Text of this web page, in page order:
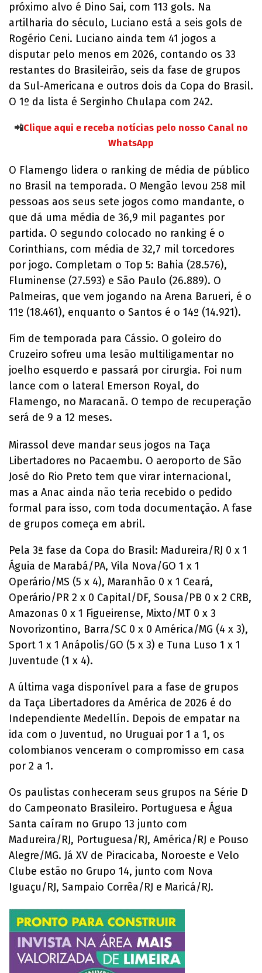
próximo alvo é Dino Sai, com 113 gols. Na
artilharia do século, Luciano está a seis gols de
Rogério Ceni. Luciano ainda tem 41 jogos a
disputar pelo menos em 2026, contando os 33
restantes do Brasileirão, seis da fase de grupos
da Sul-Americana e outros dois da Copa do Brasil.
O 1º da lista é Serginho Chulapa com 242.
📲Clique aqui e receba notícias pelo nosso Canal no
WhatsApp
O Flamengo lidera o ranking de média de público
no Brasil na temporada. O Mengão levou 258 mil
pessoas aos seus sete jogos como mandante, o
que dá uma média de 36,9 mil pagantes por
partida. O segundo colocado no ranking é o
Corinthians, com média de 32,7 mil torcedores
por jogo. Completam o Top 5: Bahia (28.576),
Fluminense (27.593) e São Paulo (26.889). O
Palmeiras, que vem jogando na Arena Barueri, é o
11º (18.461), enquanto o Santos é o 14º (14.921).
Fim de temporada para Cássio. O goleiro do
Cruzeiro sofreu uma lesão multiligamentar no
joelho esquerdo e passará por cirurgia. Foi num
lance com o lateral Emerson Royal, do
Flamengo, no Maracanã. O tempo de recuperação
será de 9 a 12 meses.
Mirassol deve mandar seus jogos na Taça
Libertadores no Pacaembu. O aeroporto de São
José do Rio Preto tem que virar internacional,
mas a Anac ainda não teria recebido o pedido
formal para isso, com toda documentação. A fase
de grupos começa em abril.
Pela 3ª fase da Copa do Brasil: Madureira/RJ 0 x 1
Águia de Marabá/PA, Vila Nova/GO 1 x 1
Operário/MS (5 x 4), Maranhão 0 x 1 Ceará,
Operário/PR 2 x 0 Capital/DF, Sousa/PB 0 x 2 CRB,
Amazonas 0 x 1 Figueirense, Mixto/MT 0 x 3
Novorizontino, Barra/SC 0 x 0 América/MG (4 x 3),
Sport 1 x 1 Anápolis/GO (5 x 3) e Tuna Luso 1 x 1
Juventude (1 x 4).
A última vaga disponível para a fase de grupos
da Taça Libertadores da América de 2026 é do
Independiente Medellín. Depois de empatar na
ida com o Juventud, no Uruguai por 1 a 1, os
colombianos venceram o compromisso em casa
por 2 a 1.
Os paulistas conheceram seus grupos na Série D
do Campeonato Brasileiro. Portuguesa e Água
Santa caíram no Grupo 13 junto com
Madureira/RJ, Portuguesa/RJ, América/RJ e Pouso
Alegre/MG. Já XV de Piracicaba, Noroeste e Velo
Clube estão no Grupo 14, junto com Nova
Iguaçu/RJ, Sampaio Corrêa/RJ e Maricá/RJ.